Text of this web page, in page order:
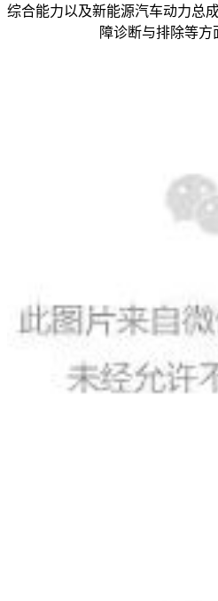
综合能力以及新能源汽车动力总
障诊断与排除等方